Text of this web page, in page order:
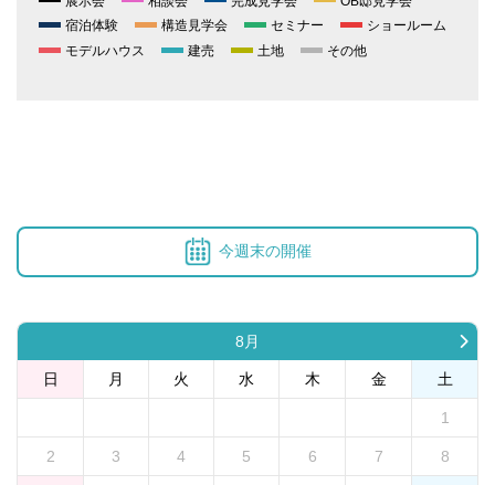
宿泊体験
構造見学会 セミナー
ショールーム
モデルハウス
建売 土地 その他
今週末の開催
8月
日 月 火 水 木 金 土
1
2 3 4 5 6 7 8